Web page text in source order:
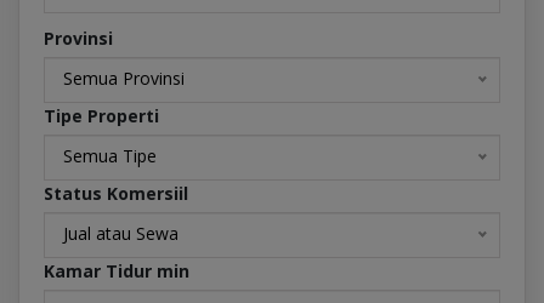
Provinsi
Semua Provinsi
Tipe Properti
Semua Tipe
Status Komersiil
Jual atau Sewa
Kamar Tidur min